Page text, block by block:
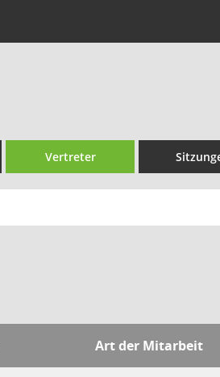
Vertreter
Art der Mitarbeit